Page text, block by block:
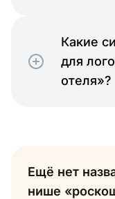
Какие
для
отеля»?
Ещё нет
нише